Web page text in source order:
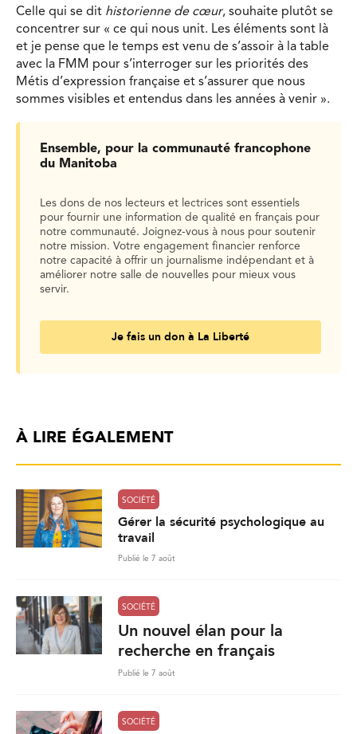
Celle qui se dit historienne de cœur, souhaite plutôt se
concentrer sur « ce qui nous unit. Les éléments sont là
et je pense que le temps est venu de s’assoir à la table
avec la FMM pour s’interroger sur les priorités des
Métis d’expression française et s’assurer que nous
sommes visibles et entendus dans les années à venir ».
Ensemble, pour la communauté francophone
du Manitoba
Les dons de nos lecteurs et lectrices sont essentiels
pour fournir une information de qualité en français pour
notre communauté. Joignez-vous à nous pour soutenir
notre mission. Votre engagement financier renforce
notre capacité à offrir un journalisme indépendant et à
améliorer notre salle de nouvelles pour mieux vous
servir.
Je fais un don à La Liberté
À LIRE ÉGALEMENT
SOCIÉTÉ
Gérer la sécurité psychologique au
travail
Publié le 7 août
SOCIÉTÉ
Un nouvel élan pour la
recherche en français
Publié le 7 août
SOCIÉTÉ